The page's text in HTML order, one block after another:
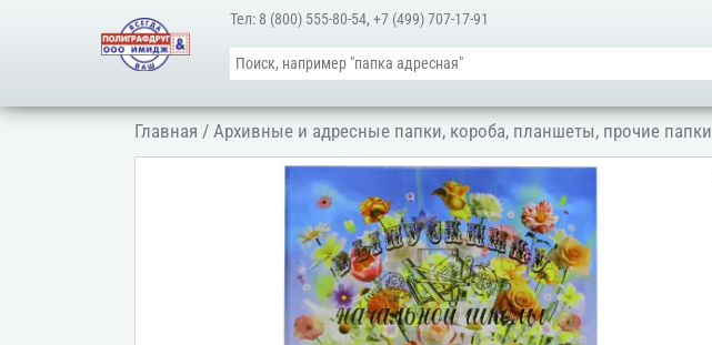
Тел: 8 (800) 555-80-54,+7 (499) 707-17-91
Главная /Архивные и адресные папки, короба, планшеты, прочие папки